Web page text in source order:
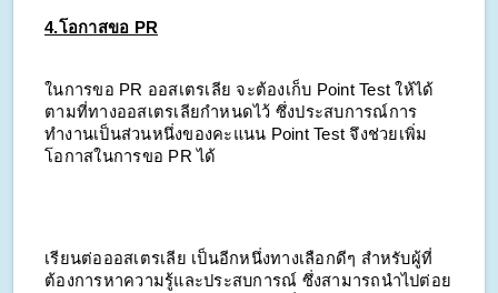
4.โอกาสขอ PR
ในการขอ PR ออสเตรเลีย จะต้องเก็บ Point Test ให้ได้
ตามที่ทางออสเตรเลียกำหนดไว้ ซึ่งประสบการณ์การ
ทำงานเป็นส่วนหนึ่งของคะแนน Point Test จึงช่วยเพิ่ม
โอกาสในการขอ PR ได้
เรียนต่อออสเตรเลีย เป็นอีกหนึ่งทางเลือกดีๆ สำหรับผู้ที่
ต้องการหาความรู้และประสบการณ์ ซึ่งสามารถนำไปต่อย